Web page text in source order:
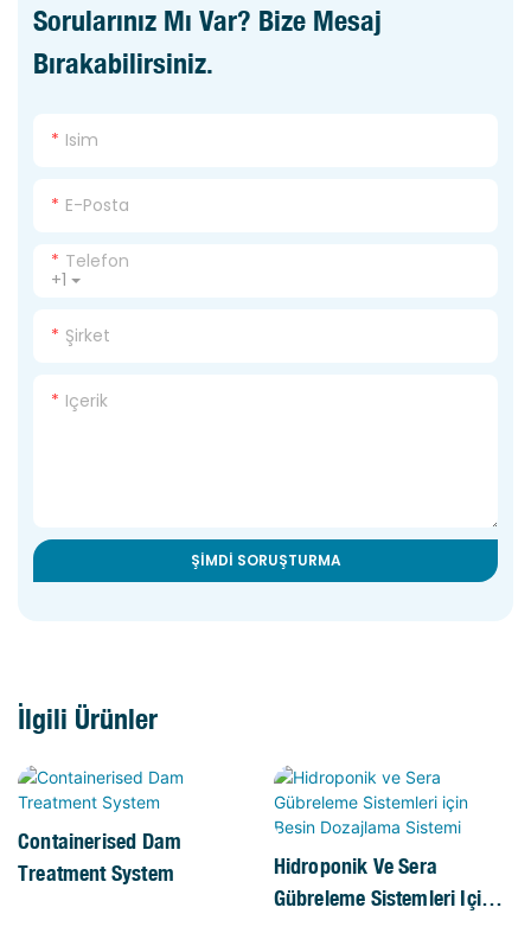
Sorularınız Mı Var? Bize Mesaj
Bırakabilirsiniz.
Isim
E-Posta
+1
Telefon
Şirket
Içerik
ŞIMDI SORUŞTURMA
İlgili Ürünler
Containerised Dam
Treatment System
Hidroponik Ve Sera
Gübreleme Sistemleri Için